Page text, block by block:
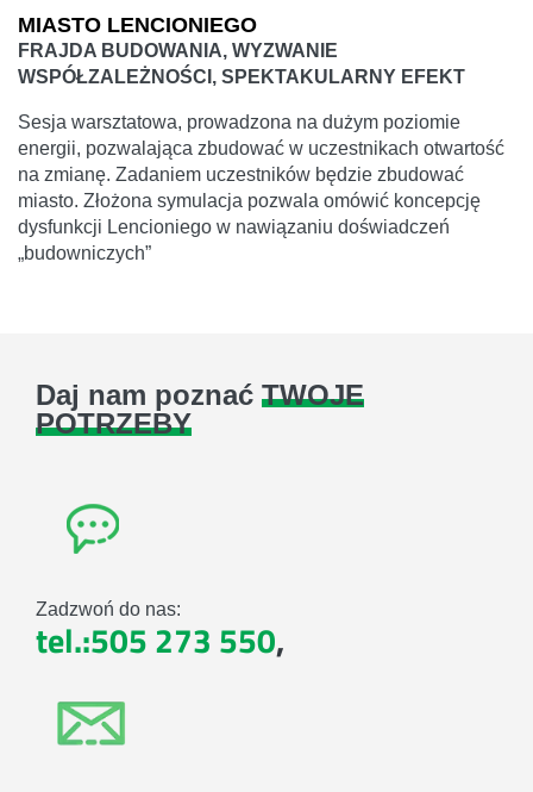
MIASTO LENCIONIEGO
FRAJDA BUDOWANIA, WYZWANIE
WSPÓŁZALEŻNOŚCI, SPEKTAKULARNY EFEKT
Sesja warsztatowa, prowadzona na dużym poziomie
energii, pozwalająca zbudować w uczestnikach otwartość
na zmianę. Zadaniem uczestników będzie zbudować
miasto. Złożona symulacja pozwala omówić koncepcję
dysfunkcji Lencioniego w nawiązaniu doświadczeń
„budowniczych”
Daj nam poznać TWOJE
POTRZEBY
Zadzwoń do nas:
tel.:505 273 550,